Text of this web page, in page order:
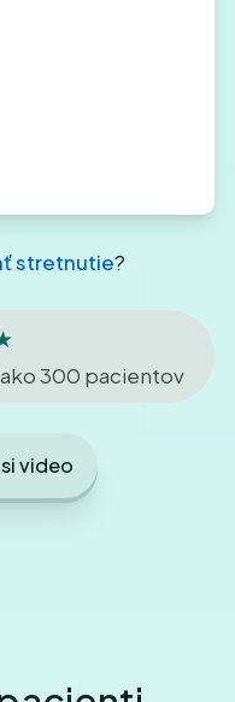
stretnutie?
300 pacientov
video